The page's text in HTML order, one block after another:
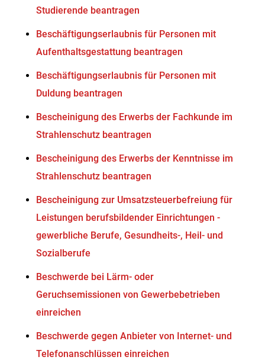
Studierende beantragen
Beschäftigungserlaubnis für Personen mit
Aufenthaltsgestattung beantragen
Beschäftigungserlaubnis für Personen mit
Duldung beantragen
Bescheinigung des Erwerbs der Fachkunde im
Strahlenschutz beantragen
Bescheinigung des Erwerbs der Kenntnisse im
Strahlenschutz beantragen
Bescheinigung zur Umsatzsteuerbefreiung für
Leistungen berufsbildender Einrichtungen -
gewerbliche Berufe, Gesundheits-, Heil- und
Sozialberufe
Beschwerde bei Lärm- oder
Geruchsemissionen von Gewerbebetrieben
einreichen
Beschwerde gegen Anbieter von Internet- und
Telefonanschlüssen einreichen